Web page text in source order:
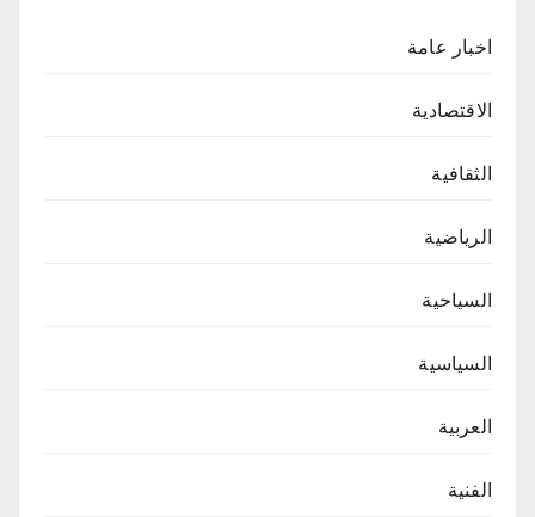
اخبار عامة
الاقتصادية
الثقافية
الرياضية
السياحية
السياسية
العربية
الفنية